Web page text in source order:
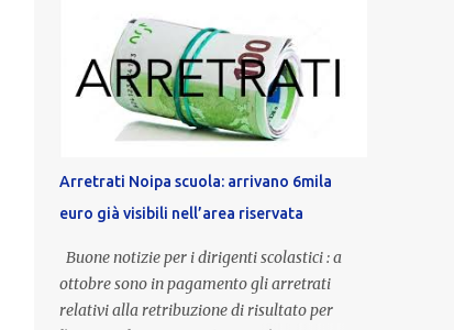
un’anzianità compresa tra 9 e 20 anni
potranno raggiungere fino a 1.002 euro lordi
annui. Il nuovo contratto provinciale
introduce inoltre un congedo speciale
dedicato alle donne vittime di violenza di
genere, in linea con la normativa nazionale e
con l’obiettivo di offrire maggiore tutela e
supporto in situazioni delicate. L’indennità
provinciale per i docenti è un unicum in
Italia: si tratta di una misura esclusiva della
Provincia autonoma di Bolzano, che integra
Arretrati Noipa scuola: arrivano 6mila
euro già visibili nell’area riservata
Buone notizie per i dirigenti scolastici : a
ottobre sono in pagamento gli arretrati
relativi alla retribuzione di risultato per